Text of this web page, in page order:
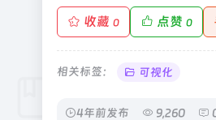
收藏 0 点赞 0
相关标签： 可视化
4年前发布 9,260